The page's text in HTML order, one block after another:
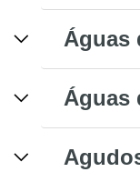
Águas
Águas